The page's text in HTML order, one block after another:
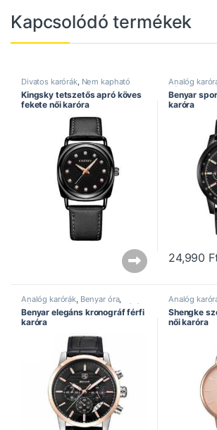
Kapcsolódó termékek
Divatos karórák, Nem kapható
Kingsky tetszetős apró köves
fekete női karóra
Analóg
Bőrszíjas
Elegáns
Kronográf
Benyar
karóra
24,990
Analóg karórák Benyar óra,
Bőrszíjas karórák Divatos karórák
Elegáns karórák, Férfi karórák,
Kronográf karórák
Benyar elegáns kronográf férfi
karóra
Analóg
Divatos
Női karórák,
Shengke
női karóra